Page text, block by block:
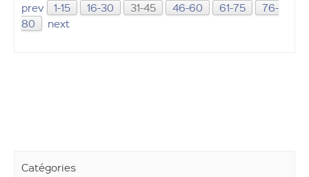
prev 1-15 16-30 31-45 46-60 61-75
76-
80
next
Catégories